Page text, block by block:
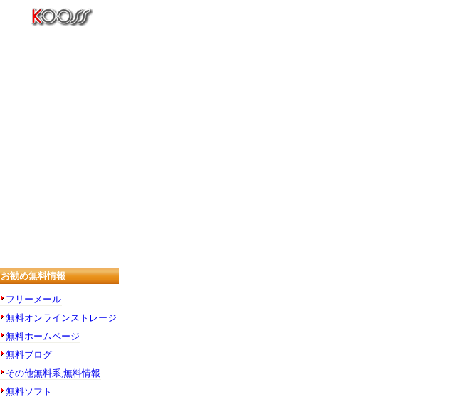
お勧め無料情報
フリーメール
無料オンラインストレージ
無料ホームページ
無料ブログ
その他無料系,無料情報
無料ソフト